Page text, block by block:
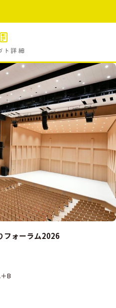
ト詳細
フォーラム2026
B